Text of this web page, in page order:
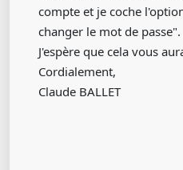
compte et je coche
changer le mot de passe".
J'espère que cela vous
Cordialement,
Claude BALLET